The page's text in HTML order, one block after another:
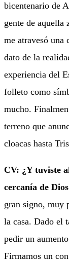
bicentenario de
gente de aquella
me atravesó una
dato de la
experiencia del
folleto como
mucho.
terreno que
cloacas hasta
CV: ¿Y tuviste
cercanía de
gran signo, muy
la casa. Dado el
pedir un
Firmamos un